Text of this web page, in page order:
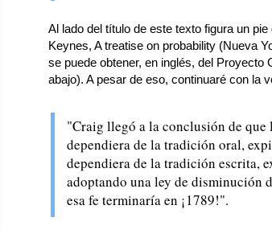
Al lado del título de este texto figura un
Keynes, A treatise on probability (Nueva
se puede obtener, en inglés, del Proyecto
abajo). A pesar de eso, continuaré con la
"Craig llegó a la conclusión de
dependiera de la tradición oral,
dependiera de la tradición escrita,
adoptando una ley de disminución
esa fe terminaría en ¡1789!".